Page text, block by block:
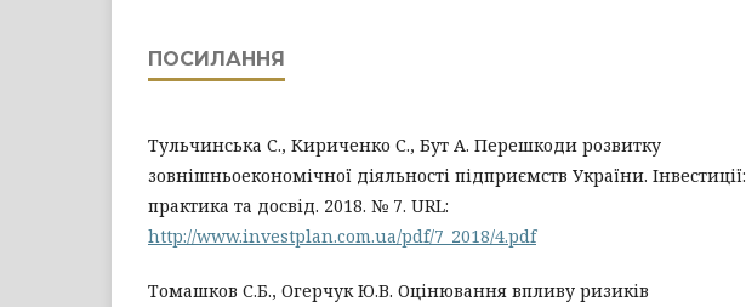
ПОСИЛАННЯ
Тульчинська С., Кириченко С., Бут А. Перешкоди розвитку
зовнішньоекономічної діяльності підприємств України. Інвестиції:
практика та досвід. 2018. № 7. URL:
http://www.investplan.com.ua/pdf/7_2018/4.pdf
Томашков С.Б., Огерчук Ю.В. Оцінювання впливу ризиків